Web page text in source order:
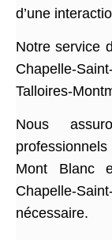
d’une
Notre service
Chapelle-
Talloires-
Nous
Mont Blanc
Chapelle-
nécessaire.